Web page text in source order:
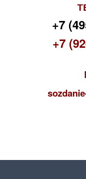
+7
+7
s